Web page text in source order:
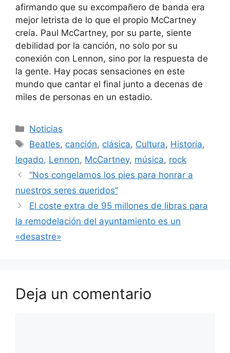
afirmando que su excompañero de banda era
mejor letrista de lo que el propio McCartney
creía. Paul McCartney, por su parte, siente
debilidad por la canción, no solo por su
conexión con Lennon, sino por la respuesta de
la gente. Hay pocas sensaciones en este
mundo que cantar el final junto a decenas de
miles de personas en un estadio.
Categorías
Noticias
Etiquetas
Beatles, canción, clásica, Cultura, Historia,
legado, Lennon, McCartney, música, rock
“Nos congelamos los pies para honrar a
nuestros seres queridos”
El coste extra de 95 millones de libras para
la remodelación del ayuntamiento es un
«desastre»
Deja un comentario